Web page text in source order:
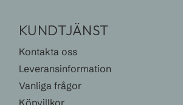
KUNDTJÄNST
Kontakta oss
Leveransinformation
Vanliga frågor
Köpvillkor